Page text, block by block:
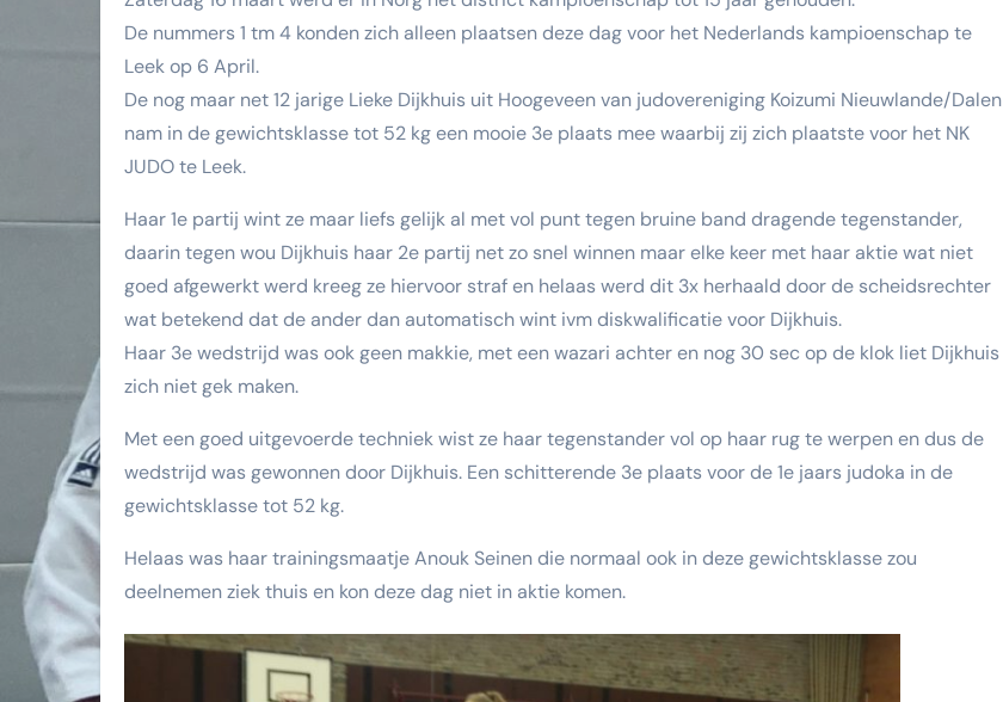
De nummers 1 tm 4 konden zich alleen plaatsen deze dag voor het Nederlands kampioenschap te
Leek op 6 April.
De nog maar net 12 jarige Lieke Dijkhuis uit Hoogeveen van judovereniging Koizumi Nieuwlande/Dalen
nam in de gewichtsklasse tot 52 kg een mooie 3e plaats mee waarbij zij zich plaatste voor het NK
JUDO te Leek.
Haar 1e partij wint ze maar liefs gelijk al met vol punt tegen bruine band dragende tegenstander,
daarin tegen wou Dijkhuis haar 2e partij net zo snel winnen maar elke keer met haar aktie wat niet
goed afgewerkt werd kreeg ze hiervoor straf en helaas werd dit 3x herhaald door de scheidsrechter
wat betekend dat de ander dan automatisch wint ivm diskwalificatie voor Dijkhuis.
Haar 3e wedstrijd was ook geen makkie, met een wazari achter en nog 30 sec op de klok liet Dijkhuis
zich niet gek maken.
Met een goed uitgevoerde techniek wist ze haar tegenstander vol op haar rug te werpen en dus de
wedstrijd was gewonnen door Dijkhuis. Een schitterende 3e plaats voor de 1e jaars judoka in de
gewichtsklasse tot 52 kg.
Helaas was haar trainingsmaatje Anouk Seinen die normaal ook in deze gewichtsklasse zou
deelnemen ziek thuis en kon deze dag niet in aktie komen.